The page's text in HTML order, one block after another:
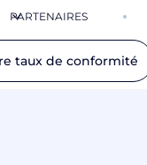
PARTENAIRES
taux de conformité